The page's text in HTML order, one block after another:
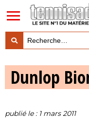
LES ACTUS
LES
Dunlop
publié le : 1 mars 2011